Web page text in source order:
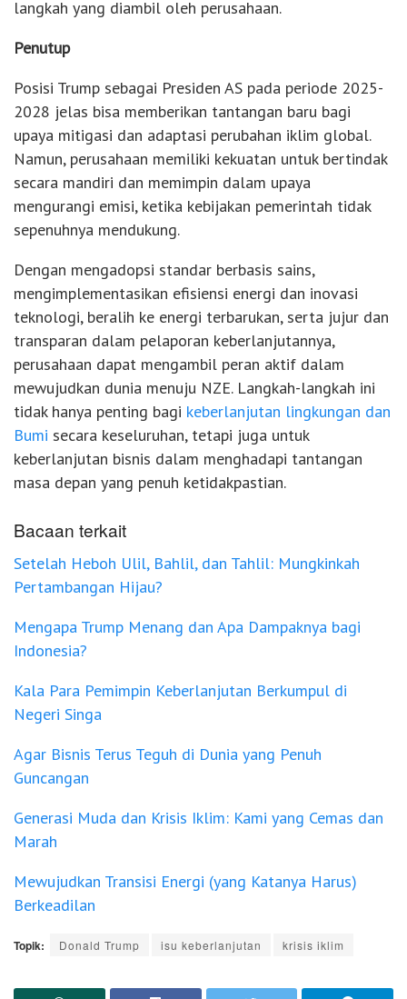
langkah yang diambil oleh perusahaan.
Penutup
Posisi Trump sebagai Presiden AS pada periode 2025-
2028 jelas bisa memberikan tantangan baru bagi
upaya mitigasi dan adaptasi perubahan iklim global.
Namun, perusahaan memiliki kekuatan untuk bertindak
secara mandiri dan memimpin dalam upaya
mengurangi emisi, ketika kebijakan pemerintah tidak
sepenuhnya mendukung.
Dengan mengadopsi standar berbasis sains,
mengimplementasikan efisiensi energi dan inovasi
teknologi, beralih ke energi terbarukan, serta jujur dan
transparan dalam pelaporan keberlanjutannya,
perusahaan dapat mengambil peran aktif dalam
mewujudkan dunia menuju NZE. Langkah-langkah ini
tidak hanya penting bagi keberlanjutan lingkungan dan
Bumi secara keseluruhan, tetapi juga untuk
keberlanjutan bisnis dalam menghadapi tantangan
masa depan yang penuh ketidakpastian.
Bacaan terkait
Setelah Heboh Ulil, Bahlil, dan Tahlil: Mungkinkah
Pertambangan Hijau?
Mengapa Trump Menang dan Apa Dampaknya bagi
Indonesia?
Kala Para Pemimpin Keberlanjutan Berkumpul di
Negeri Singa
Agar Bisnis Terus Teguh di Dunia yang Penuh
Guncangan
Generasi Muda dan Krisis Iklim: Kami yang Cemas dan
Marah
Mewujudkan Transisi Energi (yang Katanya Harus)
Berkeadilan
Topik: Donald Trump isu keberlanjutan krisis iklim